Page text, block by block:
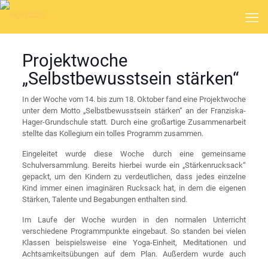
Projektwoche
„Selbstbewusstsein stärken“
In der Woche vom 14. bis zum 18. Oktober fand eine Projektwoche
unter dem Motto „Selbstbewusstsein stärken“ an der Franziska-
Hager-Grundschule statt. Durch eine großartige Zusammenarbeit
stellte das Kollegium ein tolles Programm zusammen.
Eingeleitet wurde diese Woche durch eine gemeinsame
Schulversammlung. Bereits hierbei wurde ein „Stärkenrucksack“
gepackt, um den Kindern zu verdeutlichen, dass jedes einzelne
Kind immer einen imaginären Rucksack hat, in dem die eigenen
Stärken, Talente und Begabungen enthalten sind.
Im Laufe der Woche wurden in den normalen Unterricht
verschiedene Programmpunkte eingebaut. So standen bei vielen
Klassen beispielsweise eine Yoga-Einheit, Meditationen und
Achtsamkeitsübungen auf dem Plan. Außerdem wurde auch